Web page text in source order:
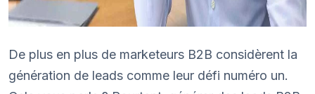
De plus en plus de marketeurs B2B considèrent la
génération de leads comme leur défi numéro un.